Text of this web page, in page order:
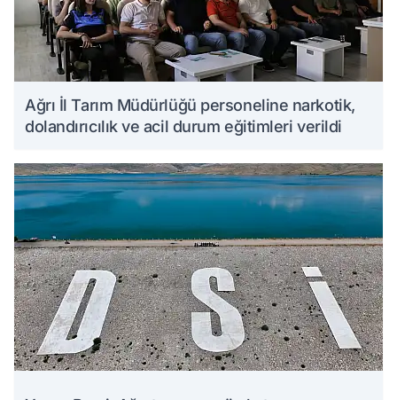
Ağrı İl Tarım Müdürlüğü personeline narkotik,
dolandırıcılık ve acil durum eğitimleri verildi